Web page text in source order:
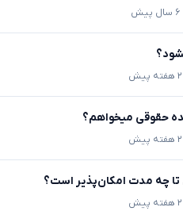
۶ سال پیش
۲ هفته پیش
حقوقی میخواهم؟
۲ هفته پیش
تا چه مدت امکان‌پذیر است؟
۲ هفته پیش